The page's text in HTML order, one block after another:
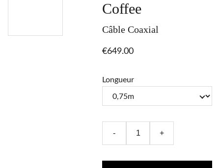
Coffee
Câble Coaxial
€649.00
Longueur
- +